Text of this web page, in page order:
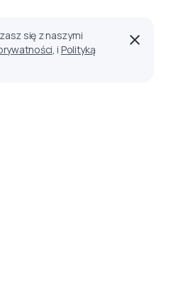
się z naszymi
, i Polityką